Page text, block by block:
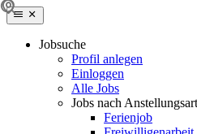
Jobsuche
Profil anlegen
Einloggen
Alle Jobs
Jobs nach Anstellungsart
Ferienjob